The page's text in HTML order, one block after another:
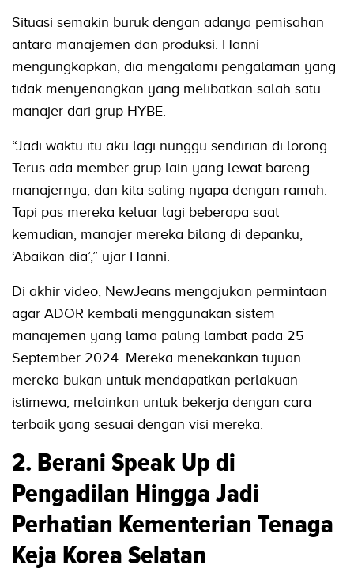
Situasi semakin buruk dengan adanya pemisahan
antara manajemen dan produksi. Hanni
mengungkapkan, dia mengalami pengalaman yang
tidak menyenangkan yang melibatkan salah satu
manajer dari grup HYBE.
“Jadi waktu itu aku lagi nunggu sendirian di lorong.
Terus ada member grup lain yang lewat bareng
manajernya, dan kita saling nyapa dengan ramah.
Tapi pas mereka keluar lagi beberapa saat
kemudian, manajer mereka bilang di depanku,
‘Abaikan dia’,” ujar Hanni.
Di akhir video, NewJeans mengajukan permintaan
agar ADOR kembali menggunakan sistem
manajemen yang lama paling lambat pada 25
September 2024. Mereka menekankan tujuan
mereka bukan untuk mendapatkan perlakuan
istimewa, melainkan untuk bekerja dengan cara
terbaik yang sesuai dengan visi mereka.
2. Berani Speak Up di
Pengadilan Hingga Jadi
Perhatian Kementerian Tenaga
Keja Korea Selatan